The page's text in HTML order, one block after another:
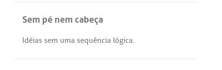
Sem pé nem cabeça
Idéias sem uma sequência lógica.